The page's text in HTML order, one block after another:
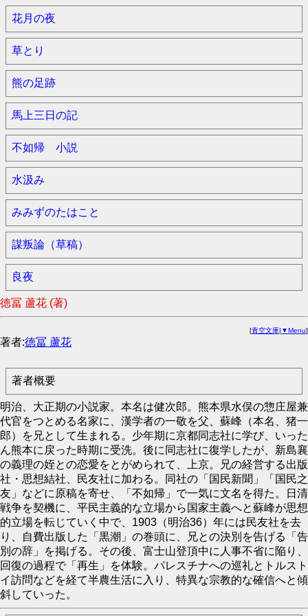
花月の夜
草とり
熊の足跡
馬上三日の記
不如帰 小説
水汲み
みみずのたはこと
謀叛論（草稿）
良夜
徳冨 蘆花 (著)
[青空文庫| ▼Menu]
著者:徳冨 蘆花
著者概要
明治、大正期の小説家。本名は健次郎。熊本県水俣の惣庄屋兼
代官をつとめる名家に、漢学者の一敬を父、蘇峰（本名、猪一
郎）を兄として生まれる。少年期に京都同志社に学び、いった
ん熊本に戻った時期に受洗。後に同志社に復学したが、新島襄
の義理の姪との恋愛をとがめられて、上京。兄の経営する出版
社・思想結社、民友社に加わる。同社の「国民新聞」「国民之
友」などに原稿を寄せ、「不如帰」で一気に文名を得た。日清
戦争を契機に、平民主義的な立場から国家主義へと蘇峰が思想
的立場を転じていく中で、1903（明治36）年には民友社を去
り、自費出版した「黒潮」の巻頭に、兄との決別を告げる「告
別の辞」を掲げる。その後、富士山登頂中に人事不省に陥り、
回復の過程で「再生」を体験。パレスチナへの巡礼とトルスト
イ訪問などを経て半農生活に入り、特異な宗教的な確信へと傾
斜していった。